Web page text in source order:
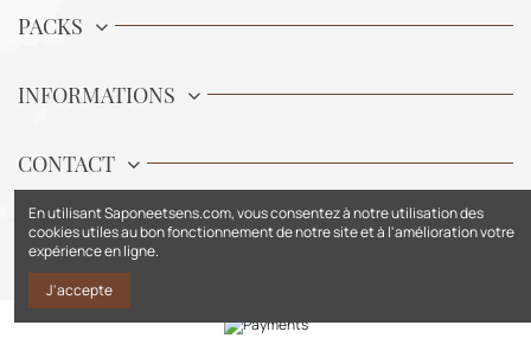
PACKS
INFORMATIONS
CONTACT
En utilisant Saponeetsens.com, vous consentez à notre utilisation des
cookies utiles au bon fonctionnement de notre site et à l'amélioration votre
expérience en ligne.
J'accepte